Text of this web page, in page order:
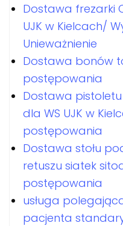
Dostawa frezarki
UJK w Kielcach/
Unieważnienie
Dostawa bonów
postępowania
Dostawa
dla WS UJK w
postępowania
Dostawa stołu
retuszu siatek
postępowania
usługa
pacjenta